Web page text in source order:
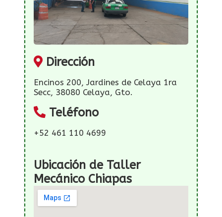
Dirección
Encinos 200, Jardines de Celaya 1ra
Secc, 38080 Celaya, Gto.
Teléfono
+52 461 110 4699
Ubicación de Taller
Mecánico Chiapas